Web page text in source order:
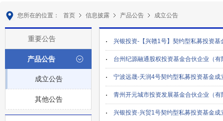
您所在的位置： 首页 信息披露 产品公告 成立公告
重要公告
产品公告
成立公告
其他公告
兴银投资-【兴赣1号】契约型私募投资基
台州纪源融通股权投资基金合伙企业（
宁波远晟-天润4号契约型私募投资基金成
青州开元城市投资发展基金合伙企业（
兴银投资·兴贸1号契约型私募投资基金成